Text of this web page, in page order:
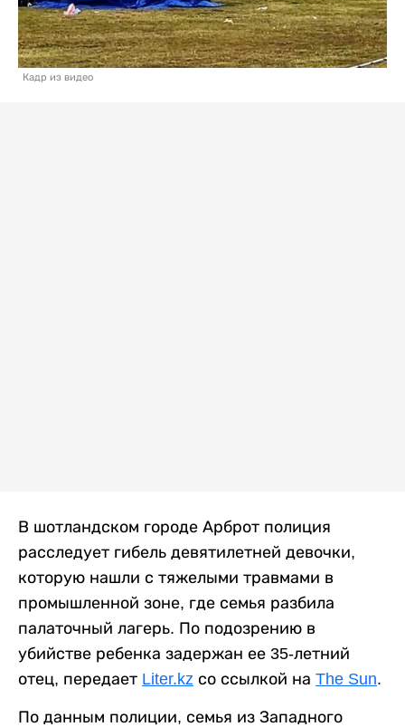
Кадр из видео
В шотландском городе Арброт полиция
расследует гибель девятилетней девочки,
которую нашли с тяжелыми травмами в
промышленной зоне, где семья разбила
палаточный лагерь. По подозрению в
убийстве ребенка задержан ее 35-летний
отец, передает Liter.kz со ссылкой на The Sun.
По данным полиции, семья из Западного